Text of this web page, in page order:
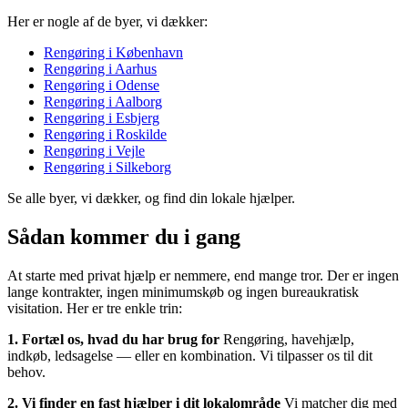
Her er nogle af de byer, vi dækker:
Rengøring i København
Rengøring i Aarhus
Rengøring i Odense
Rengøring i Aalborg
Rengøring i Esbjerg
Rengøring i Roskilde
Rengøring i Vejle
Rengøring i Silkeborg
Se alle byer, vi dækker, og find din lokale hjælper.
Sådan kommer du i gang
At starte med privat hjælp er nemmere, end mange tror. Der er ingen
lange kontrakter, ingen minimumskøb og ingen bureaukratisk
visitation. Her er tre enkle trin:
1. Fortæl os, hvad du har brug for Rengøring, havehjælp,
indkøb, ledsagelse — eller en kombination. Vi tilpasser os til dit
behov.
2. Vi finder en fast hjælper i dit lokalområde Vi matcher dig med